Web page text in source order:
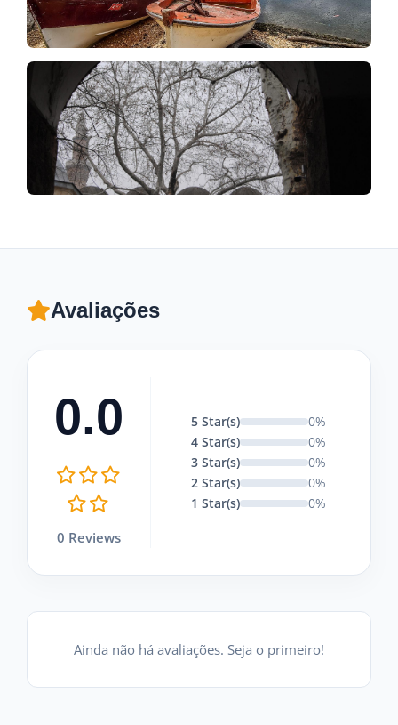
Avaliações
0.0
0 Reviews
5 Star(s)
0%
4 Star(s)
0%
3 Star(s)
0%
2 Star(s)
0%
1 Star(s)
0%
Ainda não há avaliações. Seja o primeiro!